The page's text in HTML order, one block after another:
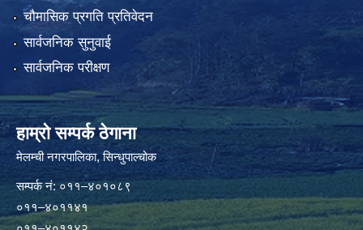
चौमासिक प्रगति प्रतिवेदन
सार्वजनिक सुनुवाई
सार्वजनिक परीक्षण
हाम्रो सम्पर्क ठेगाना
मेलम्ची नगरपालिका‍, सिन्धुपाल्चोक
सम्पर्क न‌ं: ०११–४०१०८९
०११–४०११४१